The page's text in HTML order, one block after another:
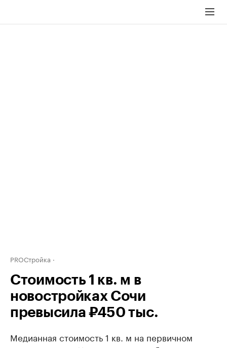
PROСтройка
Стоимость 1 кв. м в
новостройках Сочи
превысила ₽450 тыс.
Медианная стоимость 1 кв. м на первичном